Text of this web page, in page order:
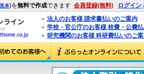
見本)を無料で作成できます 会員登録(無料) ログイン
法人のお客様 請求書払いのご案内
学校・官公庁のお客様 校費・公費
研究機関のお客様 科研費払いのご